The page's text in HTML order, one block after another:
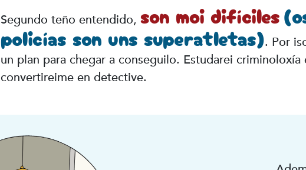
Segundo teño entendido, son moi difíciles
policías son uns superatletas). Por
un plan para chegar a conseguilo. Estudarei criminoloxía
convertireime en detective.